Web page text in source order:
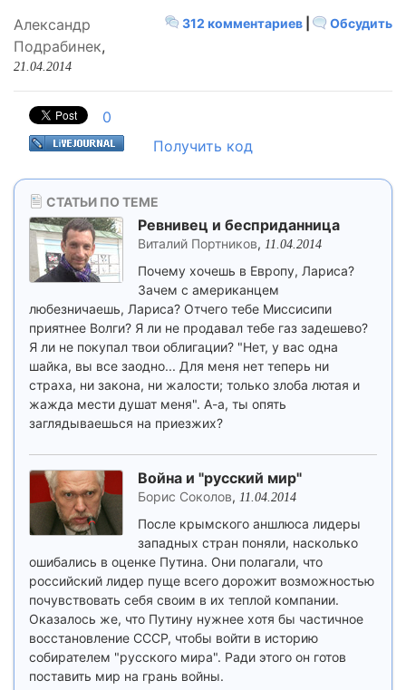
312 комментариев Обсудить
Александр
Подрабинек,
21.04.2014
0
Получить код
СТАТЬИ ПО ТЕМЕ
Ревнивец и бесприданница
Виталий Портников, 11.04.2014
Почему хочешь в Европу, Лариса?
Зачем с американцем
любезничаешь, Лариса? Отчего тебе Миссисипи
приятнее Волги? Я ли не продавал тебе газ задешево?
Я ли не покупал твои облигации? "Нет, у вас одна
шайка, вы все заодно... Для меня нет теперь ни
страха, ни закона, ни жалости; только злоба лютая и
жажда мести душат меня". А-а, ты опять
заглядываешься на приезжих?
Война и "русский мир"
Борис Соколов, 11.04.2014
После крымского аншлюса лидеры
западных стран поняли, насколько
ошибались в оценке Путина. Они полагали, что
российский лидер пуще всего дорожит возможностью
почувствовать себя своим в их теплой компании.
Оказалось же, что Путину нужнее хотя бы частичное
восстановление СССР, чтобы войти в историю
собирателем "русского мира". Ради этого он готов
поставить мир на грань войны.